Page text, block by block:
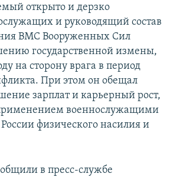
открыто и дерзко
и руководящий состав
ВМС Вооруженных Сил
государственной измены,
на сторону врага в период
При этом он обещал
зарплат и карьерный рост,
военнослужащими
физического насилия и
в пресс-службе